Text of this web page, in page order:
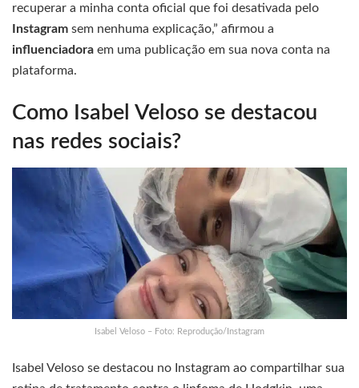
recuperar a minha conta oficial que foi desativada pelo
Instagram sem nenhuma explicação,” afirmou a
influenciadora em uma publicação em sua nova conta na
plataforma.
Como Isabel Veloso se destacou
nas redes sociais?
Isabel Veloso – Foto: Reprodução/Instagram
Isabel Veloso se destacou no Instagram ao compartilhar sua